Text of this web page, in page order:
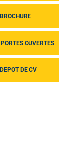
BROCHURE
PORTES OUVERTES
DEPOT DE CV